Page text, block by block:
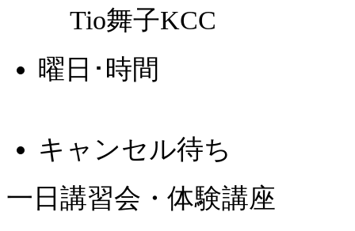
Tio舞子KCC
曜日･時間
キャンセル待ち
一日講習会・体験講座